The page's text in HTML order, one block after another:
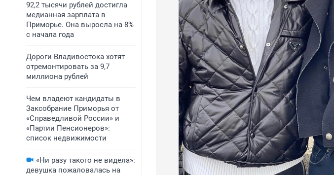
92,2 тысячи рублей достигла
медианная зарплата в
Приморье. Она выросла на 8%
с начала года
Дороги Владивостока хотят
отремонтировать за 9,7
миллиона рублей
Чем владеют кандидаты в
Заксобрание Приморья от
«Справедливой России» и
«Партии Пенсионеров»:
список недвижимости
«Ни разу такого не видела»:
девушка пожаловалась на